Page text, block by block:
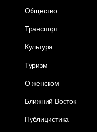
Общество
Транспорт
Культура
Туризм
О женском
Ближний Восток
Публицистика